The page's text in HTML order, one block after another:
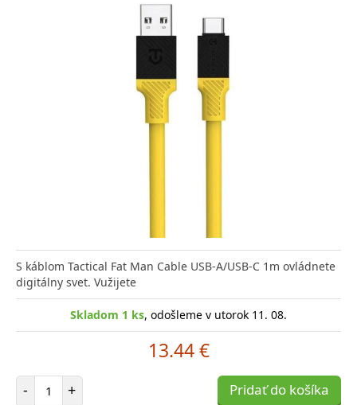
S káblom Tactical Fat Man Cable USB-A/USB-C 1m ovládnete
digitálny svet. Vužijete
Skladom 1 ks, odošleme v utorok 11. 08.
13.44 €
- Počet položiek
+ Pridať do košíka